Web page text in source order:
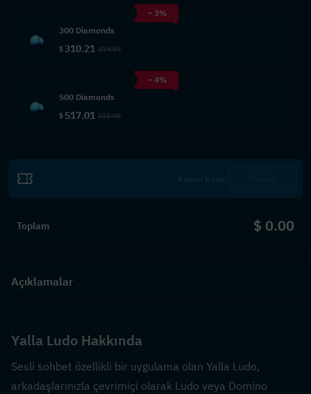
- 3%
300 Diamonds
$310.21 319.80
- 4%
500 Diamonds
$ 517.01 533.00
Toplam $ 0.00
Açıklamalar
Yalla Ludo Hakkında
Sesli sohbet özellikli bir uygulama olan Yalla Ludo,
arkadaşlarınızla çevrimiçi olarak Ludo veya Domino